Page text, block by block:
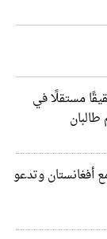
مستقلًا في
أفغانستان وتدعو